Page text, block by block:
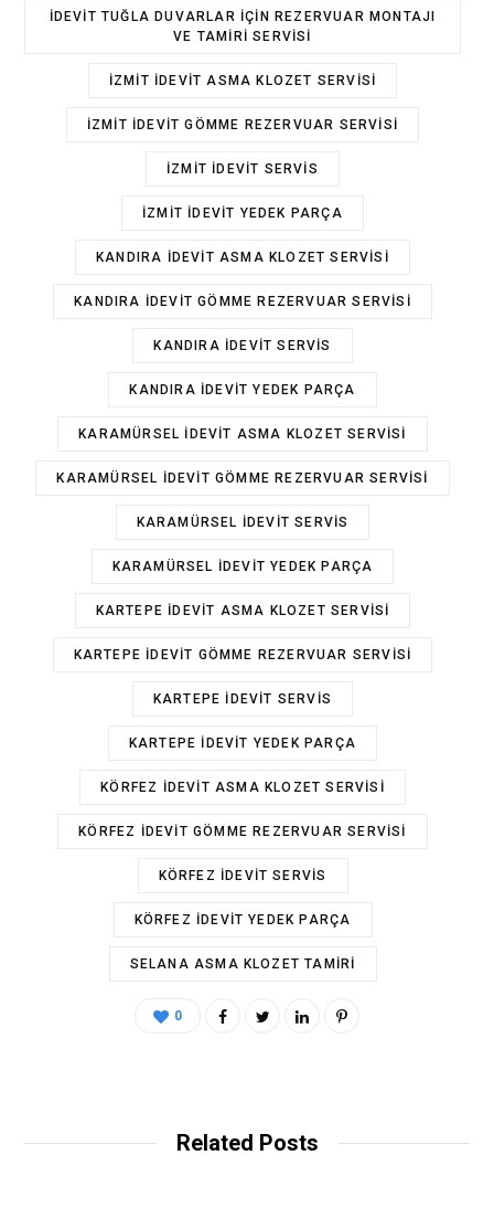
IDEVIT TUĞLA DUVARLAR IÇIN REZERVUAR MONTAJI
VE TAMIRI SERVISI
İZMIT IDEVIT ASMA KLOZET SERVISI
İZMIT IDEVIT GÖMME REZERVUAR SERVISI
İZMIT IDEVIT SERVIS
İZMIT IDEVIT YEDEK PARÇA
KANDIRA IDEVIT ASMA KLOZET SERVISI
KANDIRA IDEVIT GÖMME REZERVUAR SERVISI
KANDIRA IDEVIT SERVIS
KANDIRA IDEVIT YEDEK PARÇA
KARAMÜRSEL IDEVIT ASMA KLOZET SERVISI
KARAMÜRSEL IDEVIT GÖMME REZERVUAR SERVISI
KARAMÜRSEL IDEVIT SERVIS
KARAMÜRSEL IDEVIT YEDEK PARÇA
KARTEPE IDEVIT ASMA KLOZET SERVISI
KARTEPE IDEVIT GÖMME REZERVUAR SERVISI
KARTEPE IDEVIT SERVIS
KARTEPE IDEVIT YEDEK PARÇA
KÖRFEZ IDEVIT ASMA KLOZET SERVISI
KÖRFEZ IDEVIT GÖMME REZERVUAR SERVISI
KÖRFEZ IDEVIT SERVIS
KÖRFEZ IDEVIT YEDEK PARÇA
SELANA ASMA KLOZET TAMIRI
0
Related Posts